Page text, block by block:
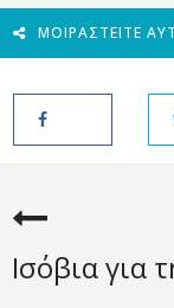
ΜΟΙΡΑΣΤΕΊΤΕ
Ισόβια για